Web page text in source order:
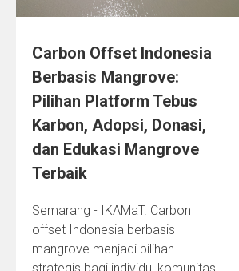
Carbon Offset Indonesia
Berbasis Mangrove:
Pilihan Platform Tebus
Karbon, Adopsi, Donasi,
dan Edukasi Mangrove
Terbaik
Semarang - IKAMaT. Carbon
offset Indonesia berbasis
mangrove menjadi pilihan